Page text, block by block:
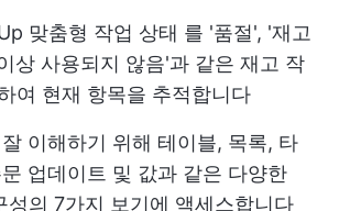
맞춤형 작업 상태 를 '품절', '재고
상 사용되지 않음'과 같은 재고 작
여 현재 항목을 추적합니다
이해하기 위해 테이블, 목록, 타
업데이트 및 값과 같은 다양한
성의 7가지 보기에 액세스합니다